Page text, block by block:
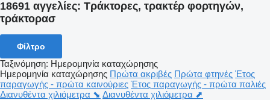
18691 αγγελίες: Τράκτορες, τρακτέρ φορτηγών,
τράκτορασ
Φίλτρο
Ταξινόμηση: Ημερομηνία καταχώρησης
Ημερομηνία καταχώρησης Πρώτα ακριβές Πρώτα φτηνές Έτος
παραγωγής - πρώτα καινούριες Έτος παραγωγής - πρώτα παλιές
Διανυθέντα χιλιόμετρα ⬊ Διανυθέντα χιλιόμετρα ⬈